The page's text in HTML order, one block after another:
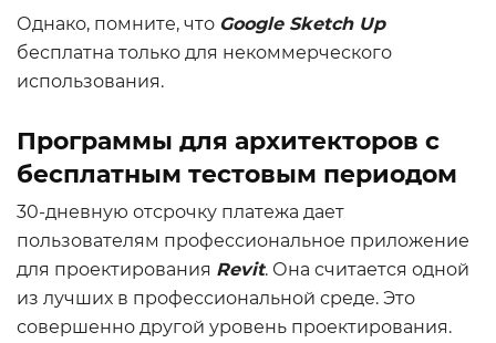
Однако, помните, что Google Sketch Up
бесплатна только для некоммерческого
использования.
Программы для архитекторов с
бесплатным тестовым периодом
30-дневную отсрочку платежа дает
пользователям профессиональное приложение
для проектирования Revit. Она считается одной
из лучших в профессиональной среде. Это
совершенно другой уровень проектирования.